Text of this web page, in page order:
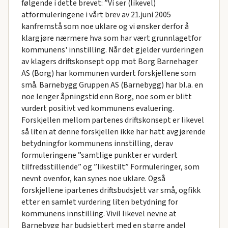
følgende i dette brevet: ”Vi ser (likevel)
atformuleringene i vårt brev av 21.juni 2005
kanfremstå som noe uklare og vi ønsker derfor å
klargjøre nærmere hva som har vært grunnlagetfor
kommunens' innstilling. Når det gjelder vurderingen
av klagers driftskonsept opp mot Borg Barnehager
AS (Borg) har kommunen vurdert forskjellene som
små. Barnebygg Gruppen AS (Barnebygg) har bl.a. en
noe lenger åpningstid enn Borg, noe som er blitt
vurdert positivt ved kommunens evaluering.
Forskjellen mellom partenes driftskonsept er likevel
så liten at denne forskjellen ikke har hatt avgjørende
betydningfor kommunens innstilling, derav
formuleringene ”samtlige punkter er vurdert
tilfredsstillende” og ”likestilt” Formuleringer, som
nevnt ovenfor, kan synes noe uklare. Også
forskjellene ipartenes driftsbudsjett var små, ogfikk
etter en samlet vurdering liten betydning for
kommunens innstilling. Vivil likevel nevne at
Barnebygg har budsjettert med en større andel